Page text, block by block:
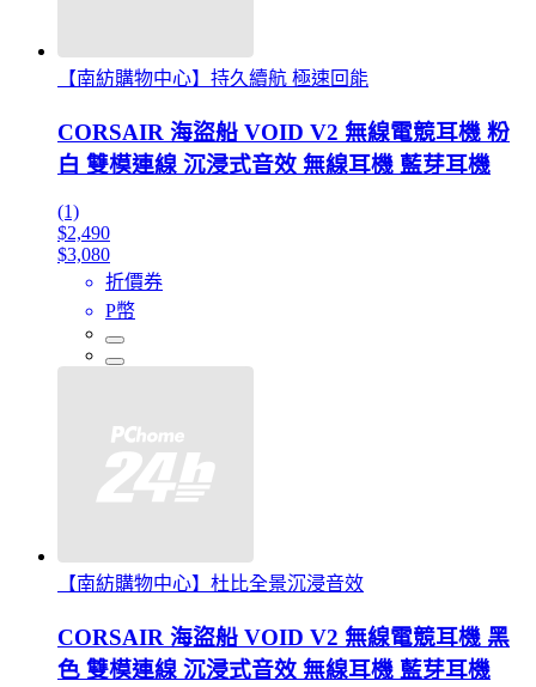
【南紡購物中心】持久續航 極速回能
CORSAIR 海盜船 VOID V2 無線電競耳機 粉
白 雙模連線 沉浸式音效 無線耳機 藍芽耳機
(1)
$2,490
$3,080
折價券
P幣
【南紡購物中心】杜比全景沉浸音效
CORSAIR 海盜船 VOID V2 無線電競耳機 黑
色 雙模連線 沉浸式音效 無線耳機 藍芽耳機